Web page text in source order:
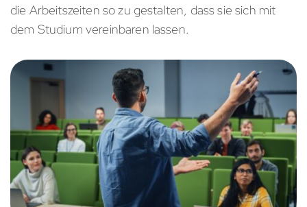
die Arbeitszeiten so zu gestalten, dass sie sich mit
dem Studium vereinbaren lassen.